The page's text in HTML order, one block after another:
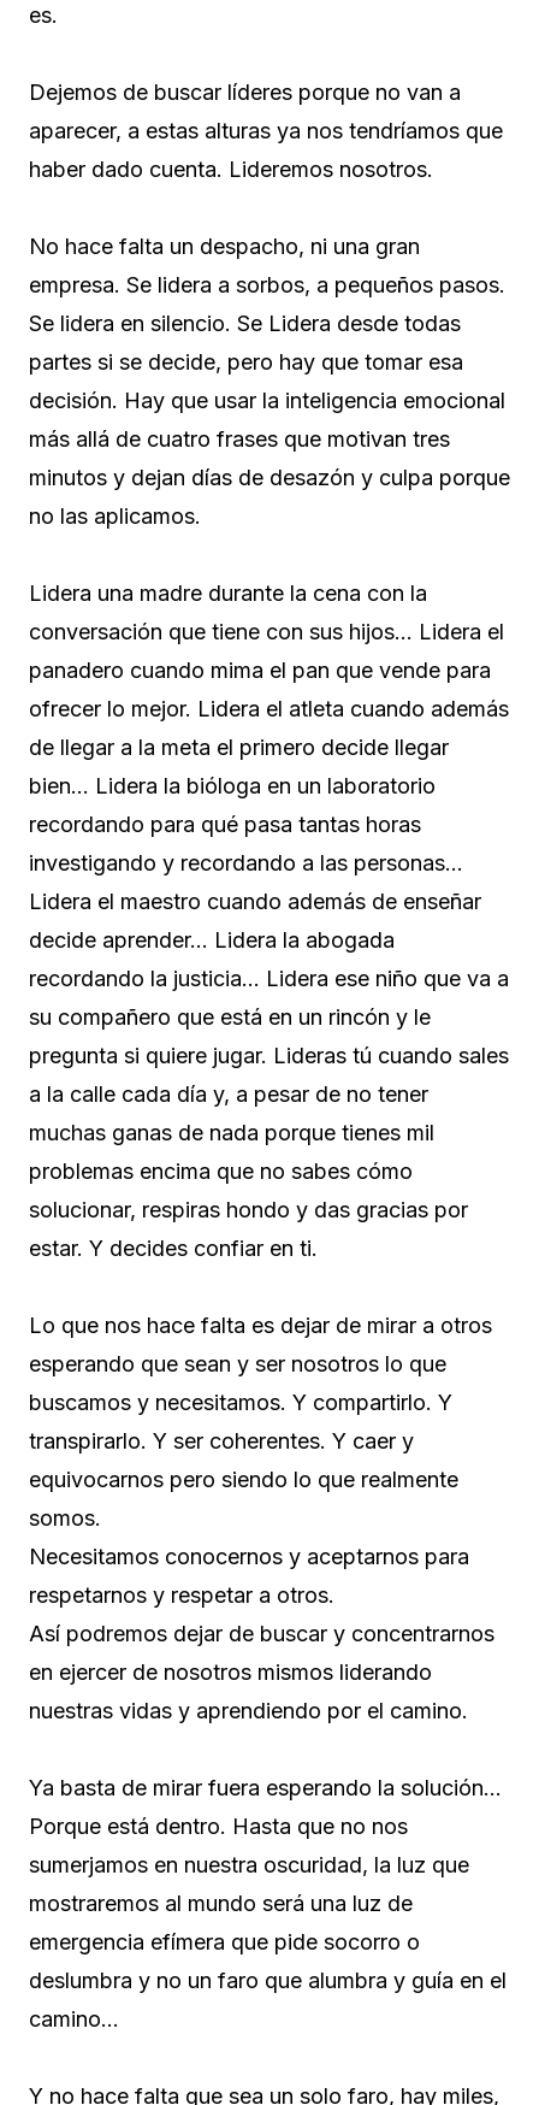
es.
Dejemos de buscar líderes porque no van a
aparecer, a estas alturas ya nos tendríamos que
haber dado cuenta. Lideremos nosotros.
No hace falta un despacho, ni una gran
empresa. Se lidera a sorbos, a pequeños pasos.
Se lidera en silencio. Se Lidera desde todas
partes si se decide, pero hay que tomar esa
decisión. Hay que usar la inteligencia emocional
más allá de cuatro frases que motivan tres
minutos y dejan días de desazón y culpa porque
no las aplicamos.
Lidera una madre durante la cena con la
conversación que tiene con sus hijos… Lidera el
panadero cuando mima el pan que vende para
ofrecer lo mejor. Lidera el atleta cuando además
de llegar a la meta el primero decide llegar
bien… Lidera la bióloga en un laboratorio
recordando para qué pasa tantas horas
investigando y recordando a las personas…
Lidera el maestro cuando además de enseñar
decide aprender… Lidera la abogada
recordando la justicia… Lidera ese niño que va a
su compañero que está en un rincón y le
pregunta si quiere jugar. Lideras tú cuando sales
a la calle cada día y, a pesar de no tener
muchas ganas de nada porque tienes mil
problemas encima que no sabes cómo
solucionar, respiras hondo y das gracias por
estar. Y decides confiar en ti.
Lo que nos hace falta es dejar de mirar a otros
esperando que sean y ser nosotros lo que
buscamos y necesitamos. Y compartirlo. Y
transpirarlo. Y ser coherentes. Y caer y
equivocarnos pero siendo lo que realmente
somos.
Necesitamos conocernos y aceptarnos para
respetarnos y respetar a otros.
Así podremos dejar de buscar y concentrarnos
en ejercer de nosotros mismos liderando
nuestras vidas y aprendiendo por el camino.
Ya basta de mirar fuera esperando la solución…
Porque está dentro. Hasta que no nos
sumerjamos en nuestra oscuridad, la luz que
mostraremos al mundo será una luz de
emergencia efímera que pide socorro o
deslumbra y no un faro que alumbra y guía en el
camino…
Y no hace falta que sea un solo faro, hay miles,